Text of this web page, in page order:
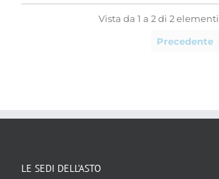
Vista da 1 a 2 di 2 elementi
Precedente
LE SEDI DELL’ASTO